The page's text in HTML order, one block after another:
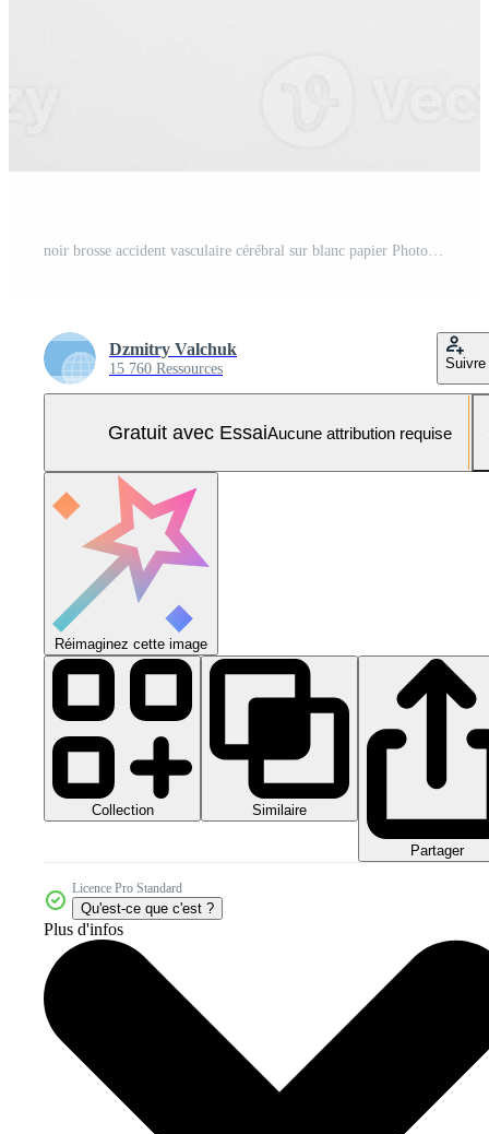
noir brosse accident vasculaire cérébral sur blanc papier Photo Pro
Dzmitry Valchuk
15 760 Ressources Suivre
Gratuit avec EssaiAucune attribution requise
Réimaginez cette image
Collection Similaire
Partager
Licence Pro Standard
Qu'est-ce que c'est ?
Plus d'infos